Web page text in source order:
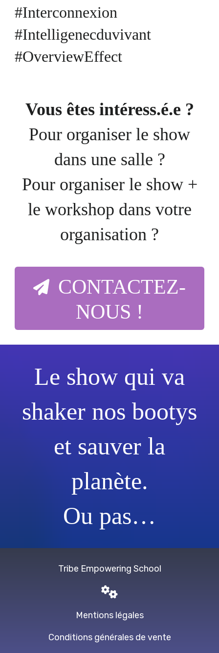
#Interconnexion
#Intelligenecduvivant
#OverviewEffect
Vous êtes intéress.é.e ?
Pour organiser le show
dans une salle ?
Pour organiser le show +
le workshop dans votre
organisation ?
CONTACTEZ-
NOUS !
Le show qui va
shaker nos bootys
et sauver la
planète.
Ou pas…
Tribe Empowering School
Mentions légales
Conditions générales de vente